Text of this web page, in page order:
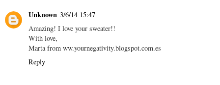
Unknown 3/6/14 15:47
Amazing! I love your sweater!!
With love,
Marta from ww.yournegativity.blogspot.com.es
Reply